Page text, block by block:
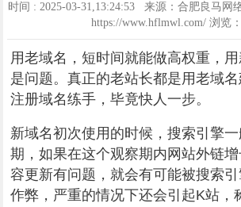
时间 : 2025-03-31,13:24:53 来源：合肥良马网
https://www.hflmwl.com/ 浏览：
用老域名，短时间就能做高权重，
是问题。真正的老站长都是用老域
注册域名练手，毕竟快人一步。
新域名初次使用的时候，搜索引擎
期，如果在这个观察期内网站外链
容更新有问题，就会有可能被搜索
作弊，严重的情况下还会引起K站，